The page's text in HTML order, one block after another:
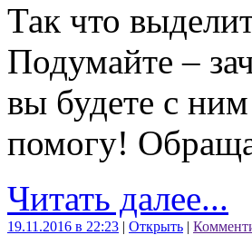
Так что
Подумайте –
вы будете с
помогу!
Читать далее...
19.11.2016 в 22:23 | Открыть |